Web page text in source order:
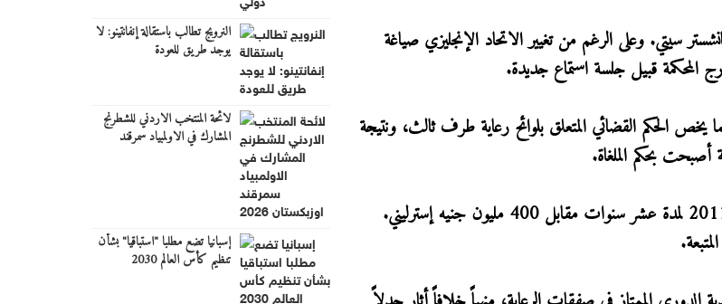
سيتي. وعلى الرغم من تغيير الاتحاد الإنجليزي صياغة
المحكمة قبيل جلسة استماع جديدة.
يخص الحكم القضائي المتعلق بلوائح رعاية طرف ثالث، ونتيجة
أصبحت بحكم الملغاة.
وكانت صفقة الرعاية الأولى بين سيتي وطيران الاتحاد قد أبرمت عام 2011 لمدة عشر سنوات مقابل 400 مليون جنيه إسترليني.
النرويج تطالب باستقالة إنفانتينو: لا
يوجد طريق للعودة
لائحة المنتخب الاردني للشطرنج
المشارك في الاولمبياد سمرقند
إسبانيا تضع مطلبا "استباقيا" بشأن
تنظيم كأس العالم 2030